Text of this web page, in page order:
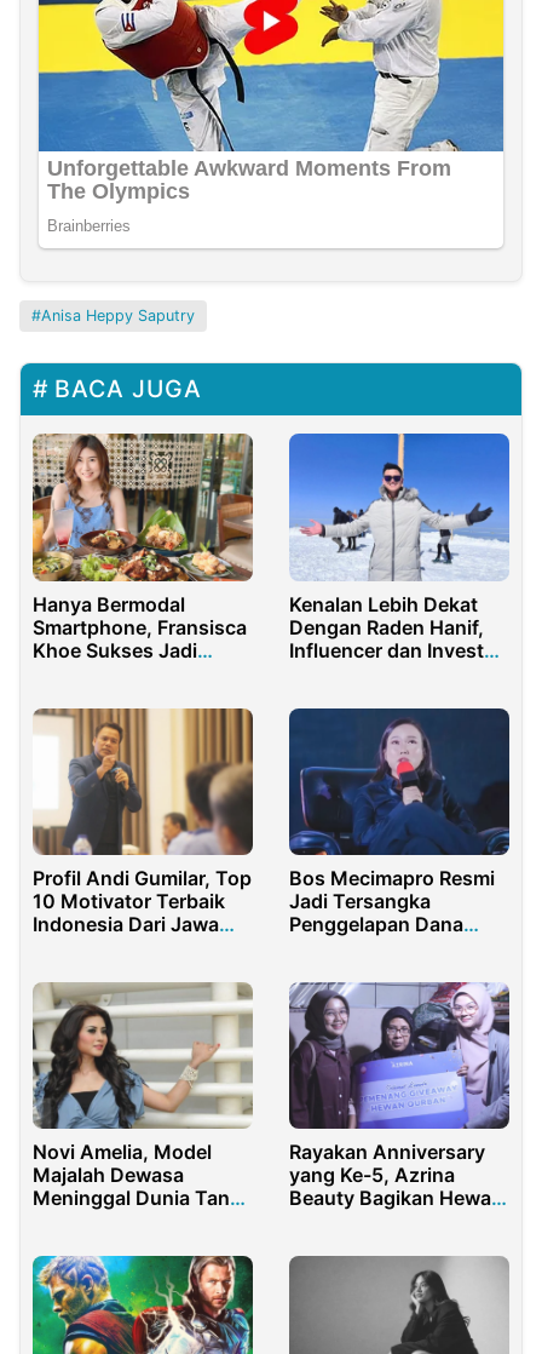
Anisa Heppy Saputry
BACA JUGA
Hanya Bermodal
Smartphone, Fransisca
Khoe Sukses Jadi
Travelling
Kenalan Lebih Dekat
Dengan Raden Hanif,
Influencer dan Investor
Profil Andi Gumilar, Top
10 Motivator Terbaik
Indonesia Dari Jawa
Bos Mecimapro Resmi
Jadi Tersangka
Penggelapan Dana
Novi Amelia, Model
Majalah Dewasa
Meninggal Dunia Tanpa
Rayakan Anniversary
yang Ke-5, Azrina
Beauty Bagikan Hewan